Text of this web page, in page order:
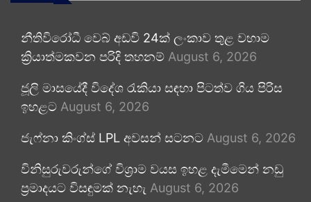
නීතිවිරෝධී වෙබ් අඩවි 24ක් ලංකාව තුළ වහාම
ක්‍රියාත්මකවන පරිදි තහනම් August 6, 2026
ජූලි මාසයේදී විදේශ රැකියා සඳහා පිටත්ව ගිය පිරිස
ඉහළට August 6, 2026
ජැෆ්නා කිංග්ස් LPL අවසන් සටනට August 6, 2026
විනිසුරුවරුන්ගේ විශ්‍රාම වයස ඉහළ දැමීමෙන් නඩු
ප්‍රමාදයට විසඳුමක් නැහැ August 6, 2026